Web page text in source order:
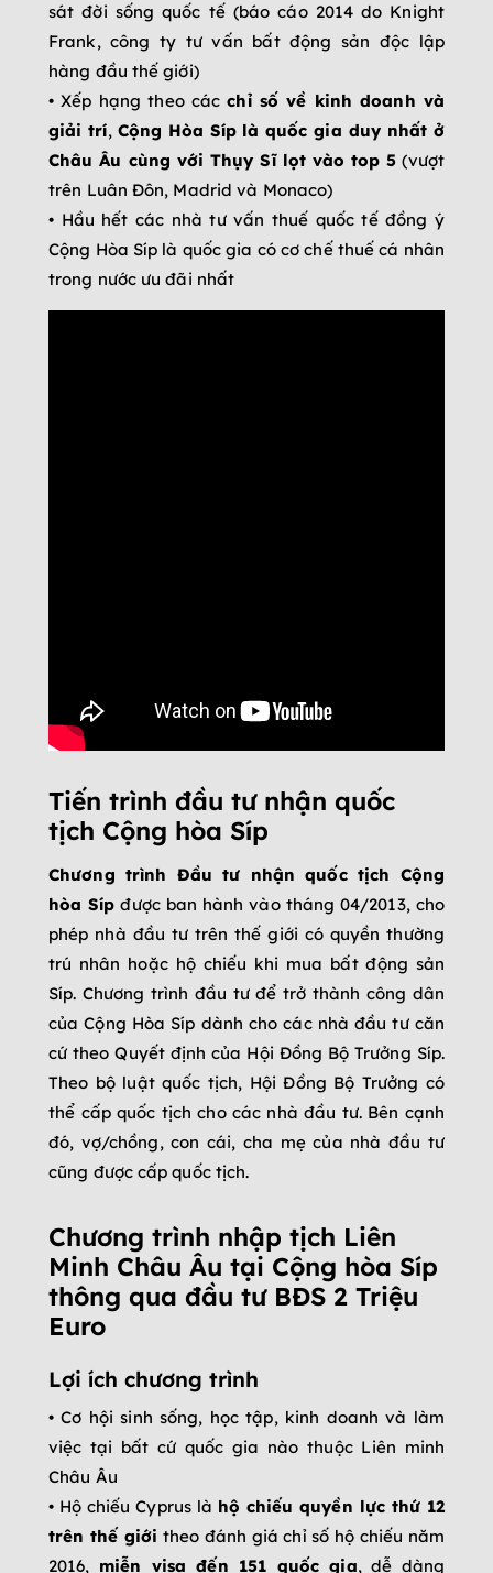
sát đời sống quốc tế (báo cáo 2014 do Knight
Frank, công ty tư vấn bất động sản độc lập
hàng đầu thế giới)
• Xếp hạng theo cácchỉ số về kinh doanh và
giải trí, Cộng Hòa Síp là quốc gia duy nhất ở
Châu Âu cùng với Thụy Sĩ lọt vào top 5 (vượt
trên Luân Đôn, Madrid và Monaco)
• Hầu hết các nhà tư vấn thuế quốc tế đồng ý
Cộng Hòa Síp là quốc gia có cơ chế thuế cá nhân
trong nước ưu đãi nhất
Tiến trình đầu tư nhận quốc
tịch Cộng hòa Síp
Chương trình Đầu tư nhận quốc tịch Cộng
hòa Síp được ban hành vào tháng 04/2013, cho
phép nhà đầu tư trên thế giới có quyền thường
trú nhân hoặc hộ chiếu khi mua bất động sản
Síp. Chương trình đầu tư để trở thành công dân
của Cộng Hòa Síp dành cho các nhà đầu tư căn
cứ theo Quyết định của Hội Đồng Bộ Trưởng Síp.
Theo bộ luật quốc tịch, Hội Đồng Bộ Trưởng có
thể cấp quốc tịch cho các nhà đầu tư. Bên cạnh
đó, vợ/chồng, con cái, cha mẹ của nhà đầu tư
cũng được cấp quốc tịch.
Chương trình nhập tịch Liên
Minh Châu Âu tại Cộng hòa Síp
thông qua đầu tư BĐS 2 Triệu
Euro
Lợi ích chương trình
• Cơ hội sinh sống, học tập, kinh doanh và làm
việc tại bất cứ quốc gia nào thuộc Liên minh
Châu Âu
• Hộ chiếu Cyprus là hộ chiếu quyền lực thứ 12
trên thế giới theo đánh giá chỉ số hộ chiếu năm
2016, miễn visa đến 151 quốc gia, dễ dàng